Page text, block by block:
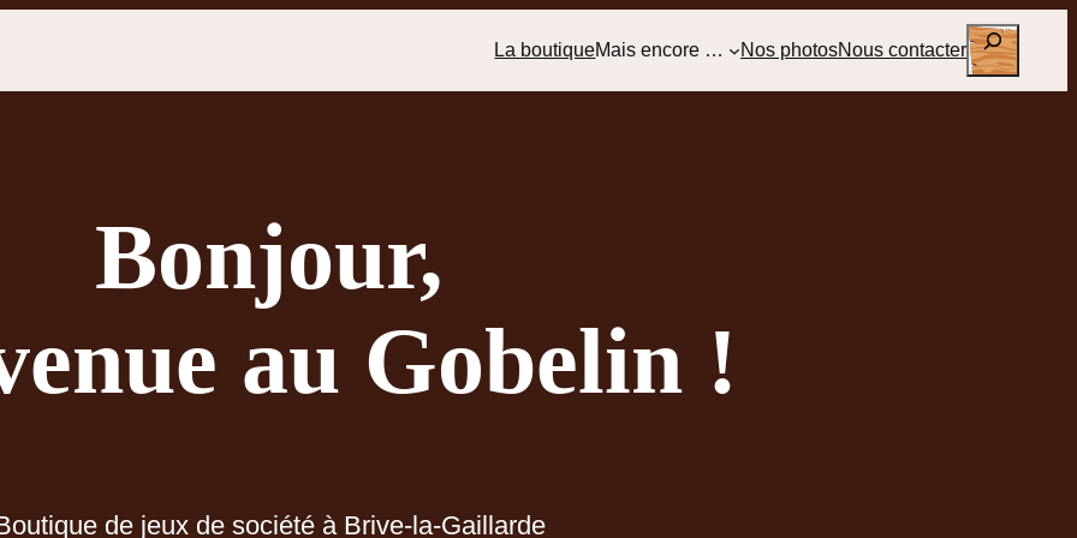
La boutiqueMais encore … Nos photosNous contacter
Rechercher
Bonjour,
au Gobelin !
de jeux de société à Brive-la-Gaillarde